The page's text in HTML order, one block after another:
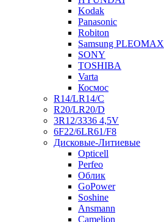
Kodak
Panasonic
Robiton
Samsung PLEOMAX
SONY
TOSHIBA
Varta
Космос
R14/LR14/C
R20/LR20/D
3R12/3336 4,5V
6F22/6LR61/F8
Дисковые-Литиевые
Opticell
Perfeo
Облик
GoPower
Soshine
Ansmann
Camelion